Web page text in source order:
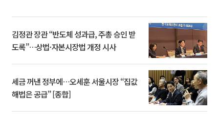
김정관 장관 “반도체 성과급, 주총 승인 받
도록”…상법·자본시장법 개정 시사
세금 꺼낸 정부에…오세훈 서울시장 “집값
해법은 공급” [종합]